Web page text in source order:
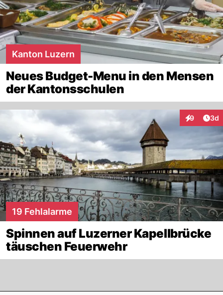
Kanton Luzern
Neues Budget-Menu in den Mensen
der Kantonsschulen
9 3d
19 Fehlalarme
Spinnen auf Luzerner Kapellbrücke
täuschen Feuerwehr